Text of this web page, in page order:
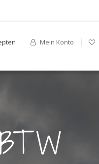
Mein Konto